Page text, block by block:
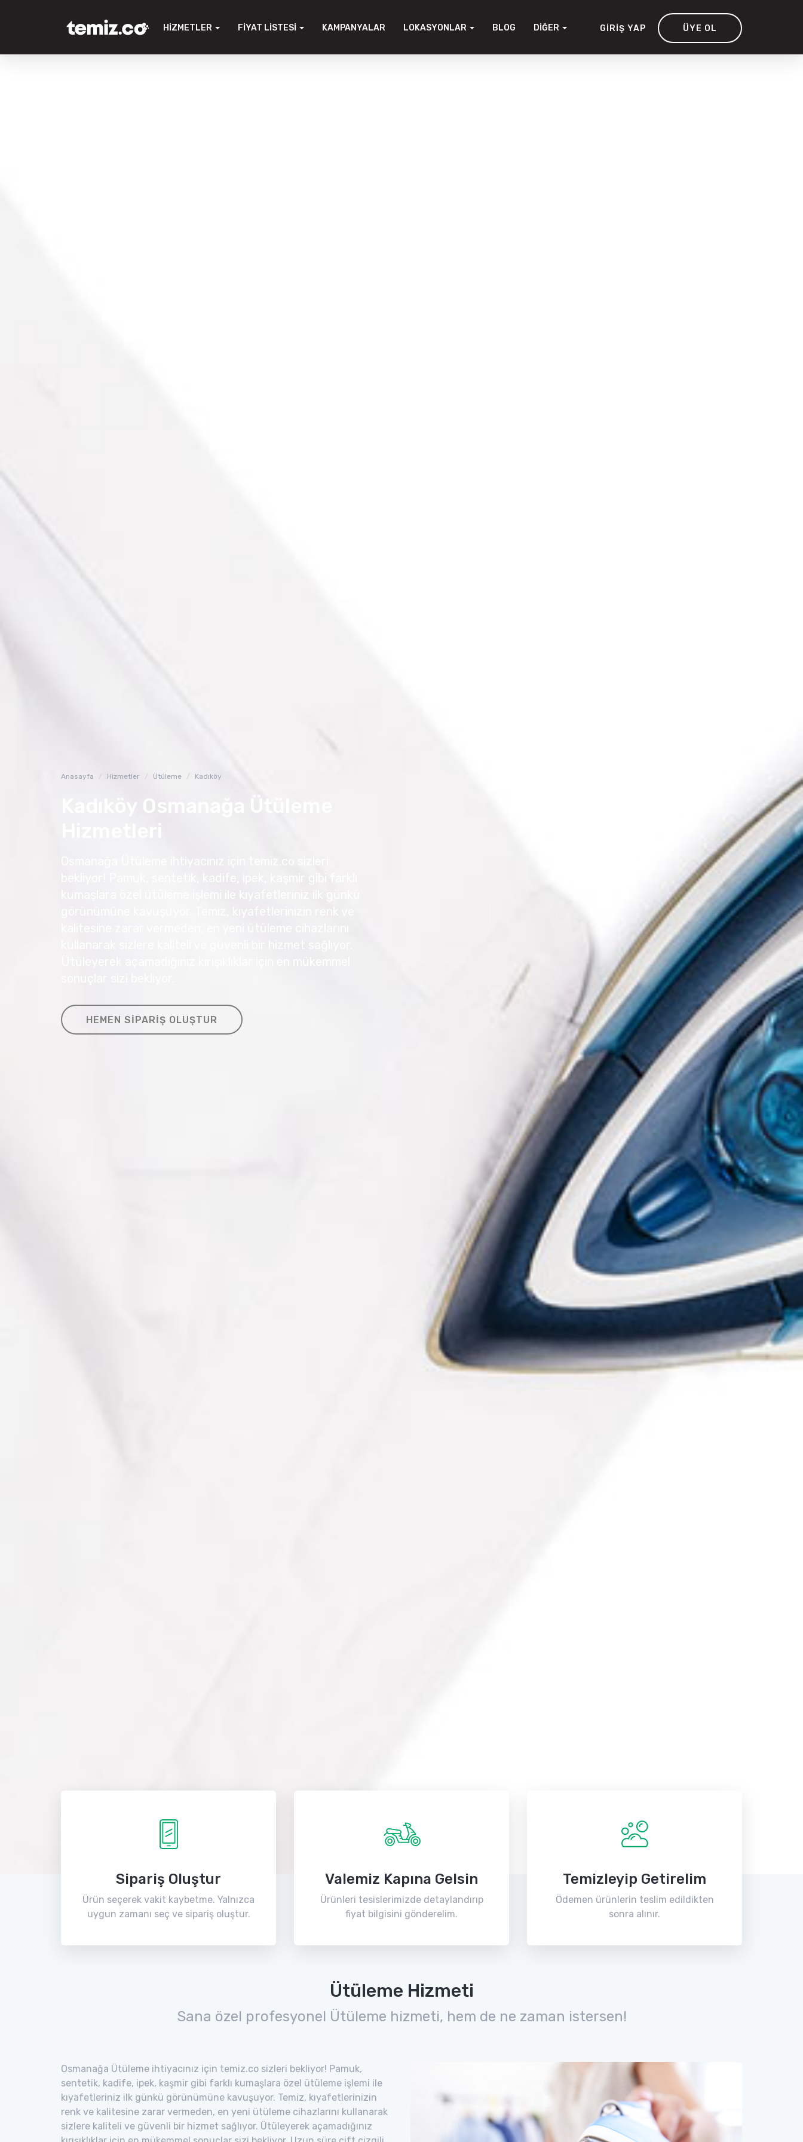
HIZMETLER FIYAT LISTESI KAMPANYALAR LOKASYONLAR BLOG DIĞER GIRIŞ YAP ÜYE OL
Anasayfa Hizmetler Ütüleme Kadıköy
HEMEN SIPARIŞ OLUŞTUR
Sipariş Oluştur
Ürün seçerek vakit kaybetme. Yalnızca
uygun zamanı seç ve sipariş oluştur.
Valemiz Kapına Gelsin
Ürünleri tesislerimizde detaylandırıp
fiyat bilgisini gönderelim.
Temizleyip Getirelim
Ödemen ürünlerin teslim edildikten
sonra alınır.
Ütüleme Hizmeti
Sana özel profesyonel Ütüleme hizmeti, hem de ne zaman istersen!
Osmanağa Ütüleme ihtiyacınız için temiz.co sizleri bekliyor! Pamuk,
sentetik, kadife, ipek, kaşmir gibi farklı kumaşlara özel ütüleme işlemi ile
kıyafetleriniz ilk günkü görünümüne kavuşuyor. Temiz, kıyafetlerinizin
renk ve kalitesine zarar vermeden, en yeni ütüleme cihazlarını kullanarak
sizlere kaliteli ve güvenli bir hizmet sağlıyor. Ütüleyerek açamadığınız